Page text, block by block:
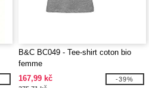
B&C BC049 - Tee-shirt coton bio
femme
167,99 kč
-39%